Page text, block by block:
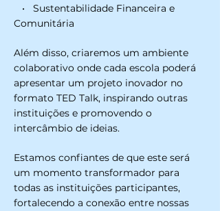
• Sustentabilidade Financeira e
Comunitária
Além disso, criaremos um ambiente
colaborativo onde cada escola poderá
apresentar um projeto inovador no
formato TED Talk, inspirando outras
instituições e promovendo o
intercâmbio de ideias.
Estamos confiantes de que este será
um momento transformador para
todas as instituições participantes,
fortalecendo a conexão entre nossas